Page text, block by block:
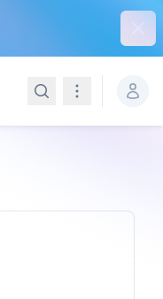
SearchNavigation